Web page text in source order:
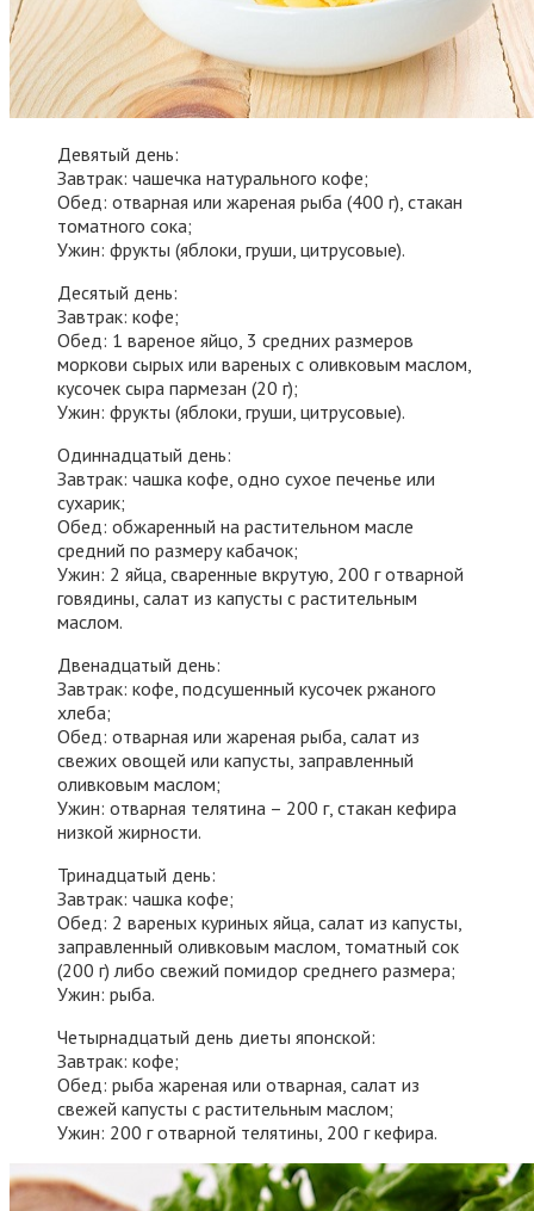
Девятый день:
Завтрак: чашечка натурального кофе;
Обед: отварная или жареная рыба (400 г), стакан
томатного сока;
Ужин: фрукты (яблоки, груши, цитрусовые).
Десятый день:
Завтрак: кофе;
Обед: 1 вареное яйцо, 3 средних размеров
моркови сырых или вареных с оливковым маслом,
кусочек сыра пармезан (20 г);
Ужин: фрукты (яблоки, груши, цитрусовые).
Одиннадцатый день:
Завтрак: чашка кофе, одно сухое печенье или
сухарик;
Обед: обжаренный на растительном масле
средний по размеру кабачок;
Ужин: 2 яйца, сваренные вкрутую, 200 г отварной
говядины, салат из капусты с растительным
маслом.
Двенадцатый день:
Завтрак: кофе, подсушенный кусочек ржаного
хлеба;
Обед: отварная или жареная рыба, салат из
свежих овощей или капусты, заправленный
оливковым маслом;
Ужин: отварная телятина – 200 г, стакан кефира
низкой жирности.
Тринадцатый день:
Завтрак: чашка кофе;
Обед: 2 вареных куриных яйца, салат из капусты,
заправленный оливковым маслом, томатный сок
(200 г) либо свежий помидор среднего размера;
Ужин: рыба.
Четырнадцатый день диеты японской:
Завтрак: кофе;
Обед: рыба жареная или отварная, салат из
свежей капусты с растительным маслом;
Ужин: 200 г отварной телятины, 200 г кефира.